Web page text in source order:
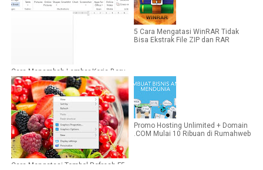
Cara Menambah Lembar Kerja Baru
atau Halaman Baru di Microsoft
Word
5 Cara Mengatasi WinRAR Tidak
Bisa Ekstrak File ZIP dan RAR
Cara Mengatasi Tombol Refresh F5
Promo Hosting Unlimited + Domain
.COM Mulai 10 Ribuan di Rumahweb